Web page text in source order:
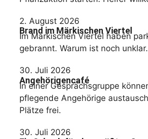
2. August 2026
Brand im Märkischen Viertel
Im Märkischen Viertel haben
gebrannt. Warum ist noch unklar.
30. Juli 2026
Angehörigencafé
In einer Gesprächsgruppe
pflegende Angehörige
Plätze frei.
30. Juli 2026